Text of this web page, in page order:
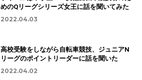
めのQリーグシリーズ女王に話を聞いてみた
2022.04.03
高校受験をしながら自転車競技、ジュニアN
リーグのポイントリーダーに話を聞いた
2022.04.02